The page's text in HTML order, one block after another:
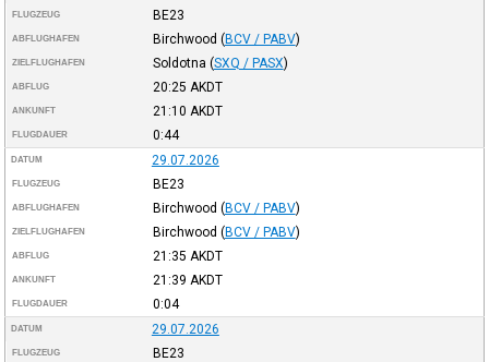
FLUGZEUG BE23
ABFLUGHAFEN Birchwood (BCV / PABV)
ZIELFLUGHAFEN Soldotna (SXQ / PASX)
ABFLUG 20:25 AKDT
ANKUNFT 21:10 AKDT
FLUGDAUER 0:44
DATUM 29.07.2026
FLUGZEUG BE23
ABFLUGHAFEN Birchwood (BCV / PABV)
ZIELFLUGHAFEN Birchwood (BCV / PABV)
ABFLUG 21:35 AKDT
ANKUNFT 21:39 AKDT
FLUGDAUER 0:04
DATUM 29.07.2026
FLUGZEUG BE23